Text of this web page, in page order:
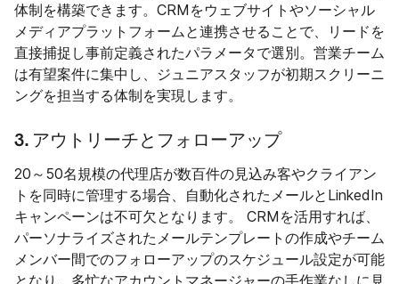
体制を構築できます。CRMをウェブサイトやソーシャル
メディアプラットフォームと連携させることで、リードを
直接捕捉し事前定義されたパラメータで選別。営業チーム
は有望案件に集中し、ジュニアスタッフが初期スクリーニ
ングを担当する体制を実現します。
3. アウトリーチとフォローアップ
20～50名規模の代理店が数百件の見込み客やクライアン
トを同時に管理する場合、自動化されたメールとLinkedIn
キャンペーンは不可欠となります。 CRMを活用すれば、
パーソナライズされたメールテンプレートの作成やチーム
メンバー間でのフォローアップのスケジュール設定が可能
となり、多忙なアカウントマネージャーの手作業なしに見